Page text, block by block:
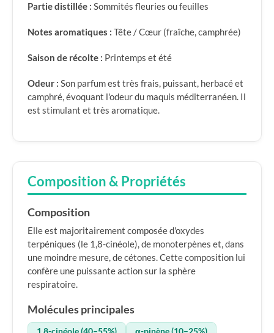
Partie distillée : Sommités fleuries ou feuilles
Notes aromatiques : Tête / Cœur (fraîche, camphrée)
Saison de récolte : Printemps et été
Odeur : Son parfum est très frais, puissant, herbacé et
camphré, évoquant l'odeur du maquis méditerranéen. Il
est stimulant et très aromatique.
Composition & Propriétés
Composition
Elle est majoritairement composée d'oxydes
terpéniques (le 1,8-cinéole), de monoterpènes et, dans
une moindre mesure, de cétones. Cette composition lui
confère une puissante action sur la sphère
respiratoire.
Molécules principales